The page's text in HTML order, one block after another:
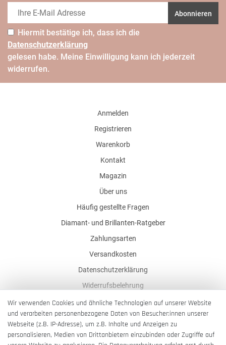
Abonnieren
Hiermit bestätige ich, dass ich die
Daten­schutz­erklärung
gelesen habe. Meine Einwilligung kann ich jederzeit
widerrufen.
Anmelden
Registrieren
Warenkorb
Kontakt
Magazin
Über uns
Häufig gestellte Fragen
Diamant- und Brillanten-Ratgeber
Zahlungsarten
Versandkosten
Datenschutzerklärung
Widerrufsbelehrung
AGB
Impressum
Barrierefreiheitserklärung
Wir verwenden Cookies und ähnliche Technologien auf unserer Website
und verarbeiten personenbezogene Daten von Besucher:innen unserer
Webseite (z.B. IP-Adresse), um z.B. Inhalte und Anzeigen zu
personalisieren, Medien von Drittanbietern einzubinden oder Zugriffe auf